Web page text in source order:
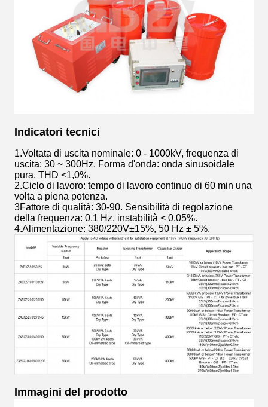
Indicatori tecnici
1.Voltata di uscita nominale: 0 - 1000kV, frequenza di
uscita: 30 ~ 300Hz. Forma d'onda: onda sinusoidale
pura, THD <1,0%.
2.Ciclo di lavoro: tempo di lavoro continuo di 60 min una
volta a piena potenza.
3Fattore di qualità: 30-90. Sensibilità di regolazione
della frequenza: 0,1 Hz, instabilità < 0,05%.
4.Alimentazione: 380/220V±15%, 50 Hz ± 5%.
Immagini del prodotto